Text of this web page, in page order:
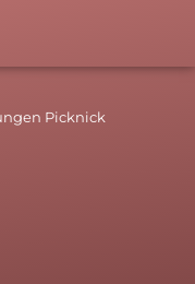
Picknick